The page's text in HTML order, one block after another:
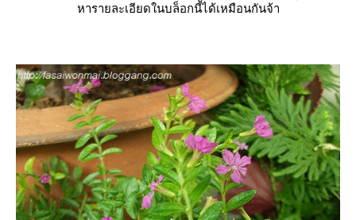
หารายละเอียดในบล็อกนี้ได้เหมือนกันจ้า